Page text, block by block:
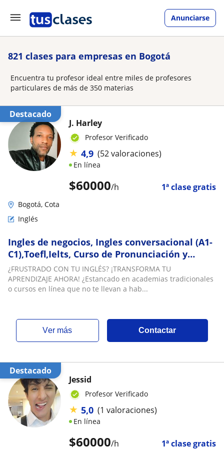
Anunciarse
821 clases para empresas en Bogotá
Encuentra tu profesor ideal entre miles de profesores
particulares de más de 350 materias
Destacado
$60000/h 1ª clase gratis
J. Harley
Profesor Verificado
★ 4,9 (52 valoraciones)
En línea
Bogotá, Cota
Inglés
Ingles de negocios, Ingles conversacional (A1-
C1),Toefl,Ielts, Curso de Pronunciación y
Fluidez
¿FRUSTRADO CON TU INGLÉS? ¡TRANSFORMA TU
APRENDIZAJE AHORA! ¿Estancado en academias tradicionales
o cursos en línea que no te llevan a hab...
ver más Contactar
Destacado
$60000/h 1ª clase gratis
Jessid
Profesor Verificado
★ 5,0 (1 valoraciones)
En línea